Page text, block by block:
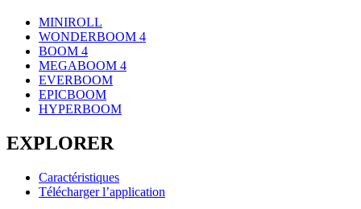
MINIROLL
WONDERBOOM 4
BOOM 4
MEGABOOM 4
EVERBOOM
EPICBOOM
HYPERBOOM
EXPLORER
Caractéristiques
Télécharger l’application